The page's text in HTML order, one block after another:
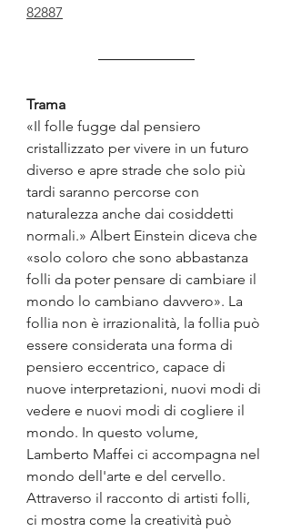
82887
Trama
«Il folle fugge dal pensiero
cristallizzato per vivere in un futuro
diverso e apre strade che solo più
tardi saranno percorse con
naturalezza anche dai cosiddetti
normali.» Albert Einstein diceva che
«solo coloro che sono abbastanza
folli da poter pensare di cambiare il
mondo lo cambiano davvero». La
follia non è irrazionalità, la follia può
essere considerata una forma di
pensiero eccentrico, capace di
nuove interpretazioni, nuovi modi di
vedere e nuovi modi di cogliere il
mondo. In questo volume,
Lamberto Maffei ci accompagna nel
mondo dell'arte e del cervello.
Attraverso il racconto di artisti folli,
ci mostra come la creatività può